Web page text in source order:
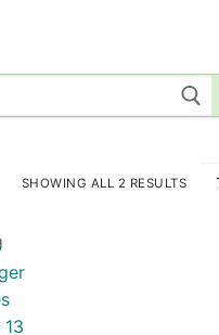
SHOWING ALL 2 RESULTS